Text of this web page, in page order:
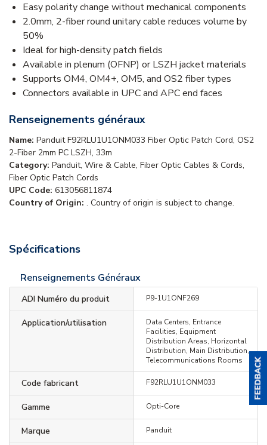
Easy polarity change without mechanical components
2.0mm, 2-fiber round unitary cable reduces volume by
50%
Ideal for high-density patch fields
Available in plenum (OFNP) or LSZH jacket materials
Supports OM4, OM4+, OM5, and OS2 fiber types
Connectors available in UPC and APC end faces
Renseignements généraux
Name: Panduit F92RLU1U1ONM033 Fiber Optic Patch Cord, OS2
2-Fiber 2mm PC LSZH, 33m
Category: Panduit, Wire & Cable, Fiber Optic Cables & Cords,
Fiber Optic Patch Cords
UPC Code: 613056811874
Country of Origin: . Country of origin is subject to change.
Spécifications
Renseignements Généraux
ADI Numéro du produit P9-1U1ONF269
Application/utilisation
Data Centers, Entrance
Facilities, Equipment
Distribution Areas, Horizontal
Distribution, Main Distribution,
Telecommunications Rooms
Code fabricant F92RLU1U1ONM033
Gamme Opti-Core
Marque Panduit